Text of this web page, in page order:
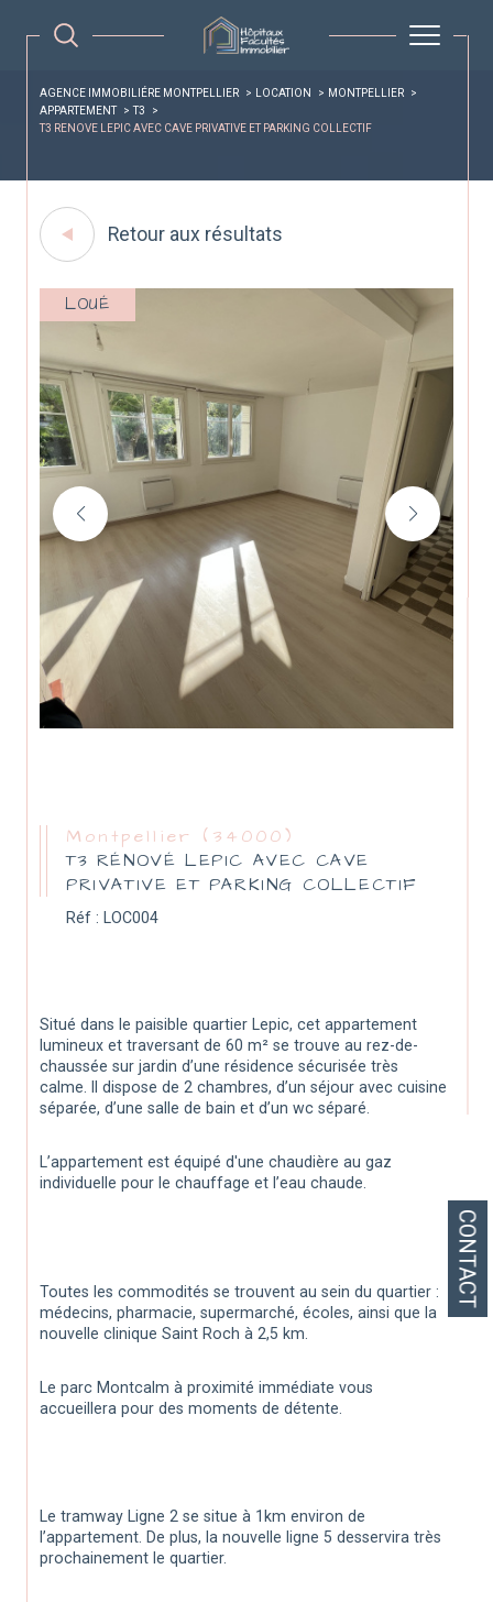
CONTACT
AGENCE IMMOBILIÉRE MONTPELLIER LOCATION
MONTPELLIER
APPARTEMENT
T3
T3 RENOVE LEPIC AVEC CAVE PRIVATIVE ET PARKING COLLECTIF
Retour aux résultats
LOUÉ
Montpellier (34000)
T3 RÉNOVÉ LEPIC AVEC CAVE
PRIVATIVE ET PARKING COLLECTIF
Réf : LOC004
Situé dans le paisible quartier Lepic, cet appartement
lumineux et traversant de 60 m² se trouve au rez-de-
chaussée sur jardin d’une résidence sécurisée très
calme. Il dispose de 2 chambres, d’un séjour avec cuisine
séparée, d’une salle de bain et d’un wc séparé.
L’appartement est équipé d'une chaudière au gaz
individuelle pour le chauffage et l’eau chaude.
Toutes les commodités se trouvent au sein du quartier :
médecins, pharmacie, supermarché, écoles, ainsi que la
nouvelle clinique Saint Roch à 2,5 km.
Le parc Montcalm à proximité immédiate vous
accueillera pour des moments de détente.
Le tramway Ligne 2 se situe à 1km environ de
l’appartement. De plus, la nouvelle ligne 5 desservira très
prochainement le quartier.